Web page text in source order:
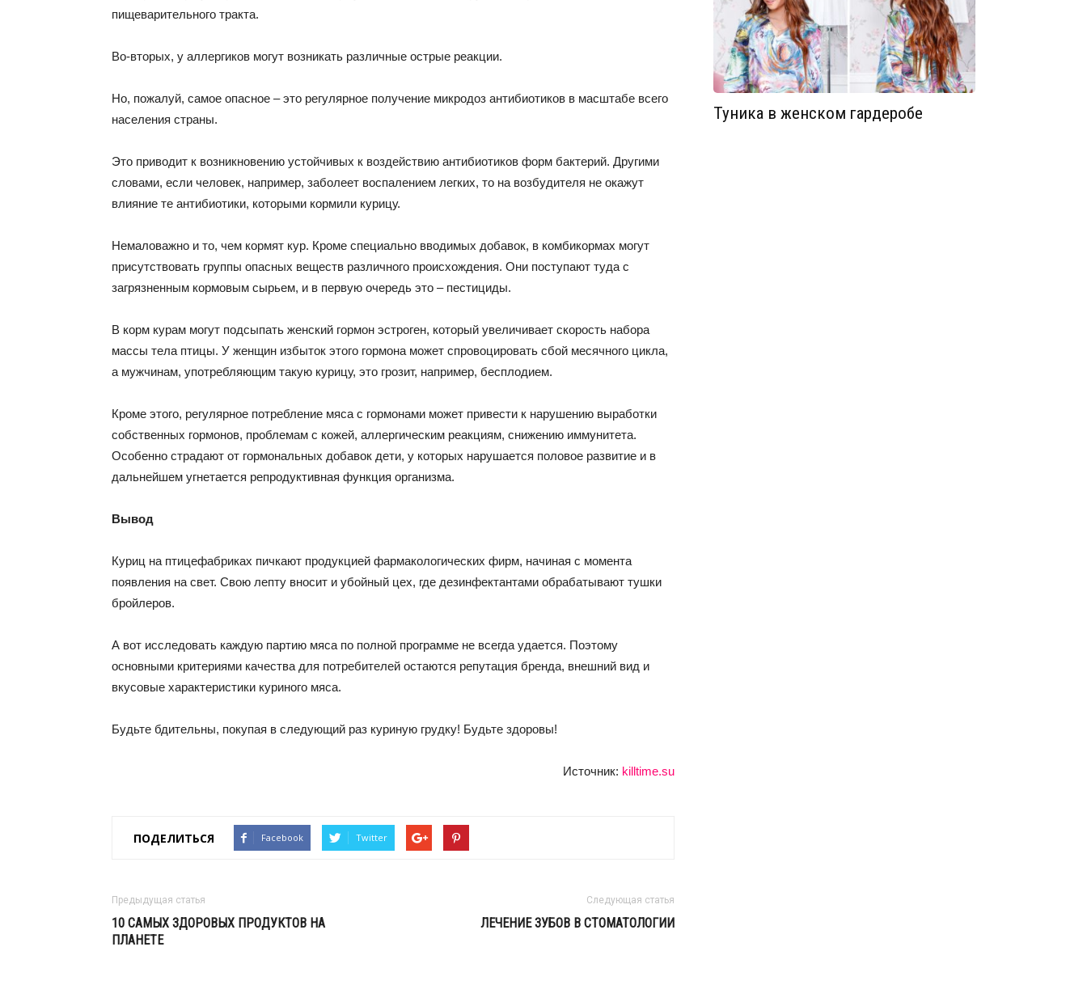
пищеварительного тракта.
Во-вторых, у аллергиков могут возникать различные острые реакции.
Но, пожалуй, самое опасное – это регулярное получение микродоз антибиотиков в масштабе всего
населения страны.
Это приводит к возникновению устойчивых к воздействию антибиотиков форм бактерий. Другими
словами, если человек, например, заболеет воспалением легких, то на возбудителя не окажут
влияние те антибиотики, которыми кормили курицу.
Немаловажно и то, чем кормят кур. Кроме специально вводимых добавок, в комбикормах могут
присутствовать группы опасных веществ различного происхождения. Они поступают туда с
загрязненным кормовым сырьем, и в первую очередь это – пестициды.
В корм курам могут подсыпать женский гормон эстроген, который увеличивает скорость набора
массы тела птицы. У женщин избыток этого гормона может спровоцировать сбой месячного цикла,
а мужчинам, употребляющим такую курицу, это грозит, например, бесплодием.
Кроме этого, регулярное потребление мяса с гормонами может привести к нарушению выработки
собственных гормонов, проблемам с кожей, аллергическим реакциям, снижению иммунитета.
Особенно страдают от гормональных добавок дети, у которых нарушается половое развитие и в
дальнейшем угнетается репродуктивная функция организма.
Вывод
Куриц на птицефабриках пичкают продукцией фармакологических фирм, начиная с момента
появления на свет. Свою лепту вносит и убойный цех, где дезинфектантами обрабатывают тушки
бройлеров.
А вот исследовать каждую партию мяса по полной программе не всегда удается. Поэтому
основными критериями качества для потребителей остаются репутация бренда, внешний вид и
вкусовые характеристики куриного мяса.
Будьте бдительны, покупая в следующий раз куриную грудку! Будьте здоровы!
Источник: killtime.su
ПОДЕЛИТЬСЯ Facebook Twitter
Предыдущая статья
10 САМЫХ ЗДОРОВЫХ ПРОДУКТОВ НА
ПЛАНЕТЕ
Следующая статья
ЛЕЧЕНИЕ ЗУБОВ В СТОМАТОЛОГИИ
Туника в женском гардеробе